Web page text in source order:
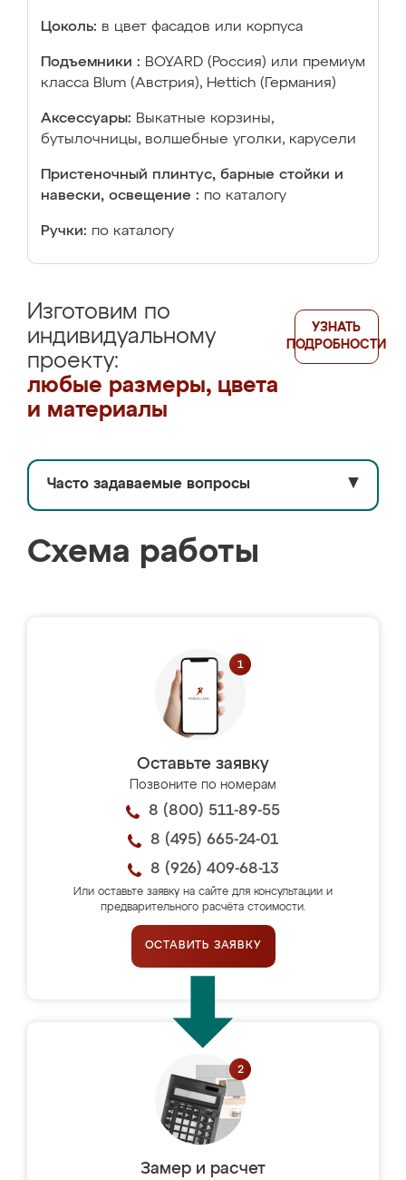
Цоколь: в цвет фасадов или корпуса
Подъемники : BOYARD (Россия) или премиум
класса Blum (Австрия), Hettich (Германия)
Аксессуары: Выкатные корзины,
бутылочницы, волшебные уголки, карусели
Пристеночный плинтус, барные стойки и
навески, освещение : по каталогу
Ручки: по каталогу
Изготовим по
индивидуальному
проекту:
любые размеры, цвета
и материалы
УЗНАТЬ
ПОДРОБНОСТИ
Часто задаваемые вопросы ▼
Схема работы
Оставьте заявку
Позвоните по номерам
8 (800) 511-89-55
8 (495) 665-24-01
8 (926) 409-68-13
Или оставьте заявку на сайте для консультации и
предварительного расчёта стоимости.
ОСТАВИТЬ ЗАЯВКУ
Замер и расчет